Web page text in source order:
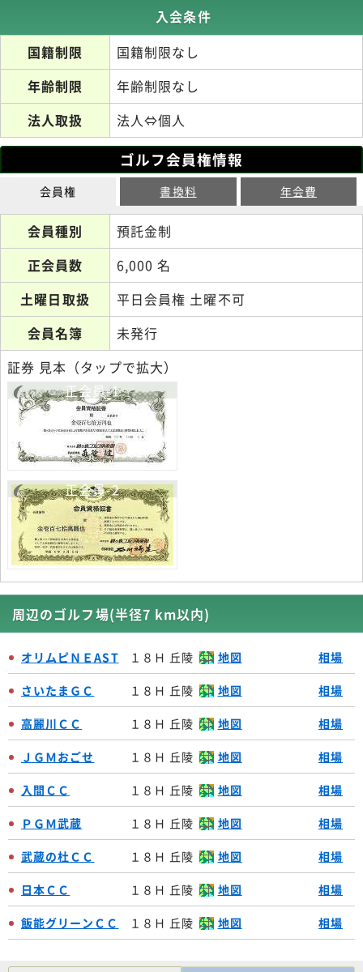
入会条件
国籍制限
国籍制限なし
年齢制限
年齢制限なし
法人取扱
法人⇔個人
ゴルフ会員権情報
会員権 書換料 年会費
会員種別
預託金制
正会員数
6,000 名
土曜日取扱
平日会員権 土曜不可
会員名簿
未発行
証券 見本（タップで拡大）
正会員-1
正会員-2
周辺のゴルフ場(半径7 km以内)
オリムピＮＥAST １８Ｈ 丘陵 地図 相場
さいたまＧＣ １８Ｈ 丘陵 地図 相場
高麗川ＣＣ １８Ｈ 丘陵 地図 相場
ＪＧＭおごせ １８Ｈ 丘陵 地図 相場
入間ＣＣ １８Ｈ 丘陵 地図 相場
ＰＧＭ武蔵 １８Ｈ 丘陵 地図 相場
武蔵の杜ＣＣ １８Ｈ 丘陵 地図 相場
日本ＣＣ １８Ｈ 丘陵 地図 相場
飯能グリーンＣＣ １８Ｈ 丘陵 地図 相場